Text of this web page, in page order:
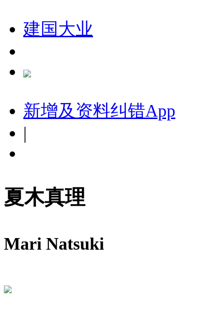
建国大业
新增及资料纠错App
|
夏木真理
Mari Natsuki